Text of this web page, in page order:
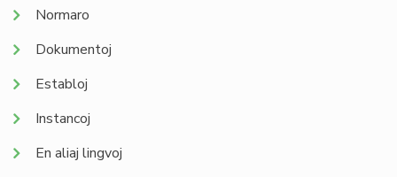
Normaro
Dokumentoj
Establoj
Instancoj
En aliaj lingvoj